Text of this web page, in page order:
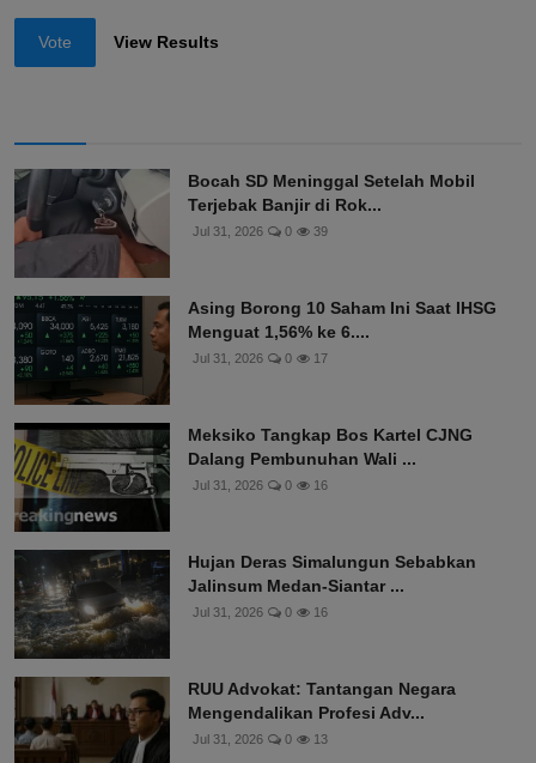
Vote View Results
Bocah SD Meninggal Setelah Mobil
Terjebak Banjir di Rok...
Jul 31, 2026 0 39
Asing Borong 10 Saham Ini Saat IHSG
Menguat 1,56% ke 6....
Jul 31, 2026 0 17
Meksiko Tangkap Bos Kartel CJNG
Dalang Pembunuhan Wali ...
Jul 31, 2026 0 16
Hujan Deras Simalungun Sebabkan
Jalinsum Medan-Siantar ...
Jul 31, 2026 0 16
RUU Advokat: Tantangan Negara
Mengendalikan Profesi Adv...
Jul 31, 2026 0 13